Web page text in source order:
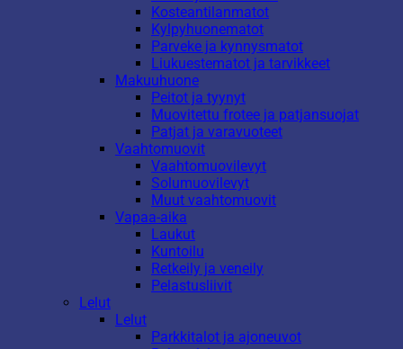
Kosteantilanmatot
Kylpyhuonematot
Parveke ja kynnysmatot
Liukuestematot ja tarvikkeet
Makuuhuone
Peitot ja tyynyt
Muovitettu frotee ja patjansuojat
Patjat ja varavuoteet
Vaahtomuovit
Vaahtomuovilevyt
Solumuovilevyt
Muut vaahtomuovit
Vapaa-aika
Laukut
Kuntoilu
Retkeily ja veneily
Pelastusliivit
Lelut
Lelut
Parkkitalot ja ajoneuvot